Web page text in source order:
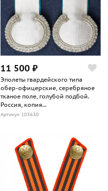
11 500 ₽
Эполеты гвардейского типа
обер-офицерские, серебряное
тканое поле, голубой подбой.
Россия, копия...
Артикул 103630